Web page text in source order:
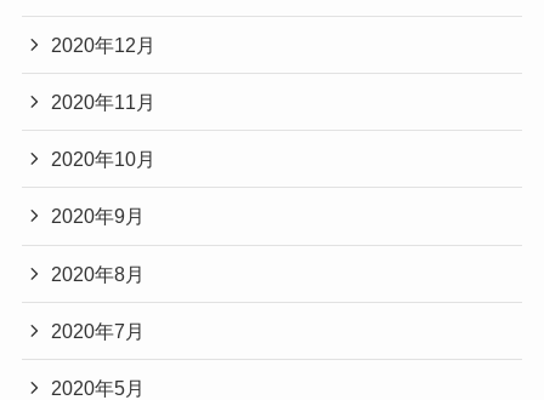
2020年12月
2020年11月
2020年10月
2020年9月
2020年8月
2020年7月
2020年5月